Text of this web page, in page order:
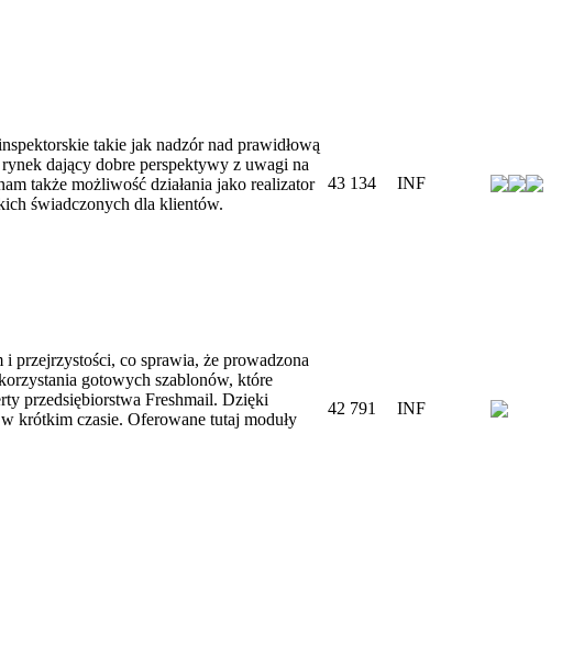
takie jak nadzór nad prawidłową
dający dobre perspektywy z uwagi na
także możliwość działania jako realizator
świadczonych dla klientów.
43 134 INF
i przejrzystości, co sprawia, że prowadzona
gotowych szablonów, które
przedsiębiorstwa Freshmail. Dzięki
krótkim czasie. Oferowane tutaj moduły
42 791 INF